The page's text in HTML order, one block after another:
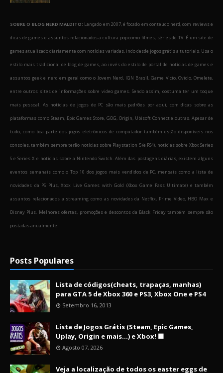
SOBRE O BLOG NERD MALDITO: Lançado em 2007, é focado em conteúdo nerd, com reviews e
dicas de games e assuntos relacionados a cultura pop como filmes, séries de TV. É um site de
games atualizado diariamente com notícias variadas, indo desde jogos grátis a tutoriais. Usa o
estilo mais tradicional de blog de games, ao invés do estilo de portal de notícias de games e
assuntos geek e nerd em geral como o Jovem Nerd, IGN Brasil, Game Vicio, Ovicio, Omelete,
entre outros sites de informações sobre video games. Sendo assim, costuma ter um toque
mais pessoal. As notícias de jogos de PC são mais padrões por aqui, com dicas sobre as
plataformas como Steam, Epic Games Store, GOG, Origin, Ubisoft Connect e outras. Apesar de
tudo, como boa parte dos jogos eletrônicos de computador também estão disponíveis nos
consoles, também sempre terão notícias sobre Playstation 5 (e PS4), notícias sobre Xbox Series
S e Series X e notícias sobre a Nintendo Switch. Além das postagens diárias, existem alguns
eventos semanais como o Top 10 dos jogos mais vendidos de PC, mensais como a lista de
novidades da PS Plus, Xbox Live Games with Gold (Xbox Game Pass Ultimate) e também
assuntos relacionados a streaming como as novidades da Netflix, Prime Video, HBO Max e
Disney Plus. Melhores ofertas, promoções e descontos da Black Friday também sempre são
postadas anualmente!
Posts Populares
Lista de códigos(cheats, trapaças, manhas)
para GTA 5 de Xbox 360 e PS3, Xbox One e PS4
Setembro 16, 2013
Lista de Jogos Grátis (Steam, Epic Games,
Uplay, Origin e mais...) e Xbox! 🟩
Agosto 07, 2026
Veja a localização de todos os easter eggs de